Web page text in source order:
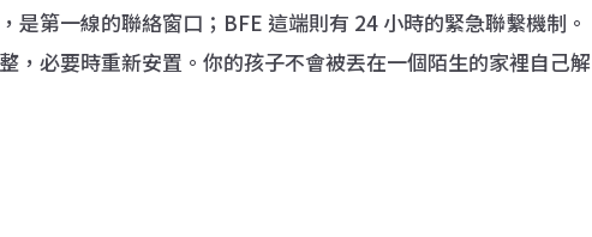
，是第一線的聯絡窗口；BFE 這端則有 24 小時的緊急聯繫機制。
，必要時重新安置。你的孩子不會被丟在一個陌生的家裡自己解